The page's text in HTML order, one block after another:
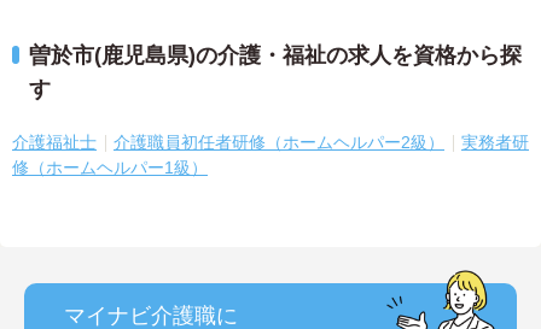
曽於市(鹿児島県)の介護・福祉の求人を資格から探
す
介護福祉士 介護職員初任者研修（ホームヘルパー2級）
実務者研
修（ホームヘルパー1級）
マイナビ介護職に